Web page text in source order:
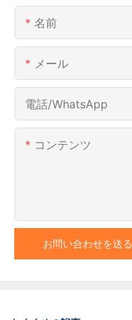
名前
メール
電話/WhatsApp
コンテンツ
お問い合わせを送る